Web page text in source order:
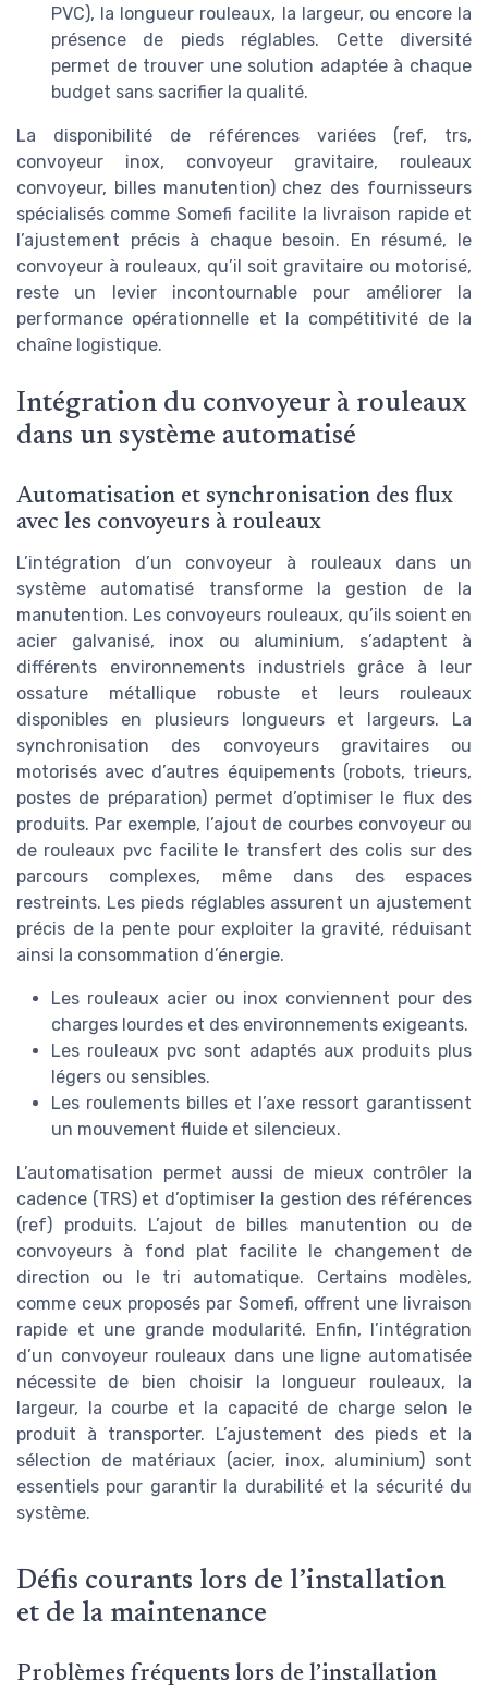
PVC), la longueur rouleaux, la largeur, ou encore la
présence de pieds réglables. Cette diversité
permet de trouver une solution adaptée à chaque
budget sans sacrifier la qualité.
La disponibilité de références variées (ref, trs,
convoyeur inox, convoyeur gravitaire, rouleaux
convoyeur, billes manutention) chez des fournisseurs
spécialisés comme Somefi facilite la livraison rapide et
l’ajustement précis à chaque besoin. En résumé, le
convoyeur à rouleaux, qu’il soit gravitaire ou motorisé,
reste un levier incontournable pour améliorer la
performance opérationnelle et la compétitivité de la
chaîne logistique.
Intégration du convoyeur à rouleaux
dans un système automatisé
Automatisation et synchronisation des flux
avec les convoyeurs à rouleaux
L’intégration d’un convoyeur à rouleaux dans un
système automatisé transforme la gestion de la
manutention. Les convoyeurs rouleaux, qu’ils soient en
acier galvanisé, inox ou aluminium, s’adaptent à
différents environnements industriels grâce à leur
ossature métallique robuste et leurs rouleaux
disponibles en plusieurs longueurs et largeurs. La
synchronisation des convoyeurs gravitaires ou
motorisés avec d’autres équipements (robots, trieurs,
postes de préparation) permet d’optimiser le flux des
produits. Par exemple, l’ajout de courbes convoyeur ou
de rouleaux pvc facilite le transfert des colis sur des
parcours complexes, même dans des espaces
restreints. Les pieds réglables assurent un ajustement
précis de la pente pour exploiter la gravité, réduisant
ainsi la consommation d’énergie.
Les rouleaux acier ou inox conviennent pour des
charges lourdes et des environnements exigeants.
Les rouleaux pvc sont adaptés aux produits plus
légers ou sensibles.
Les roulements billes et l’axe ressort garantissent
un mouvement fluide et silencieux.
L’automatisation permet aussi de mieux contrôler la
cadence (TRS) et d’optimiser la gestion des références
(ref) produits. L’ajout de billes manutention ou de
convoyeurs à fond plat facilite le changement de
direction ou le tri automatique. Certains modèles,
comme ceux proposés par Somefi, offrent une livraison
rapide et une grande modularité. Enfin, l’intégration
d’un convoyeur rouleaux dans une ligne automatisée
nécessite de bien choisir la longueur rouleaux, la
largeur, la courbe et la capacité de charge selon le
produit à transporter. L’ajustement des pieds et la
sélection de matériaux (acier, inox, aluminium) sont
essentiels pour garantir la durabilité et la sécurité du
système.
Défis courants lors de l’installation
et de la maintenance
Problèmes fréquents lors de l’installation